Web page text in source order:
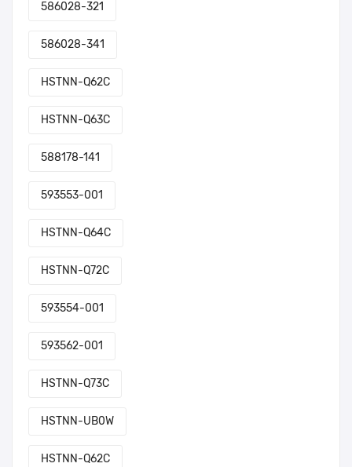
586028-321
586028-341
HSTNN-Q62C
HSTNN-Q63C
588178-141
593553-001
HSTNN-Q64C
HSTNN-Q72C
593554-001
593562-001
HSTNN-Q73C
HSTNN-UB0W
HSTNN-Q62C